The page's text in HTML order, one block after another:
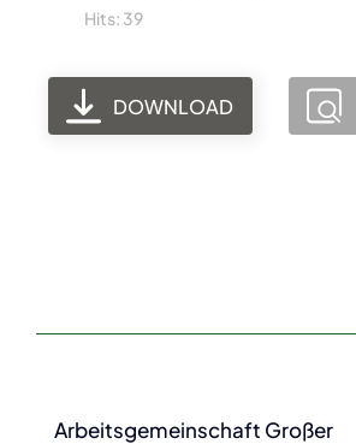
Hits: 39
DOWNLOAD
Arbeitsgemeinschaft Großer